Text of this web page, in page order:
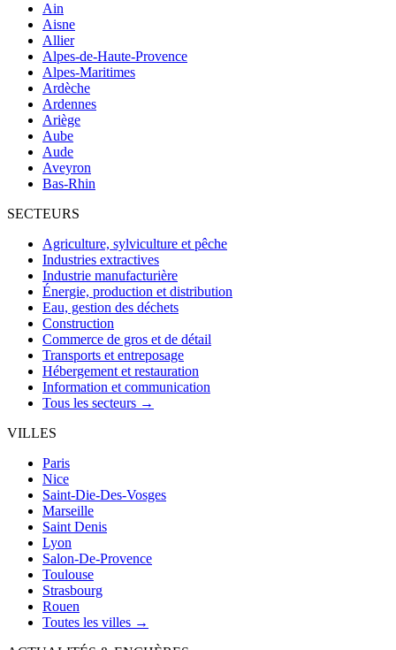
Ain
Aisne
Allier
Alpes-de-Haute-Provence
Alpes-Maritimes
Ardèche
Ardennes
Ariège
Aube
Aude
Aveyron
Bas-Rhin
SECTEURS
Agriculture, sylviculture et pêche
Industries extractives
Industrie manufacturière
Énergie, production et distribution
Eau, gestion des déchets
Construction
Commerce de gros et de détail
Transports et entreposage
Hébergement et restauration
Information et communication
Tous les secteurs →
VILLES
Paris
Nice
Saint-Die-Des-Vosges
Marseille
Saint Denis
Lyon
Salon-De-Provence
Toulouse
Strasbourg
Rouen
Toutes les villes →